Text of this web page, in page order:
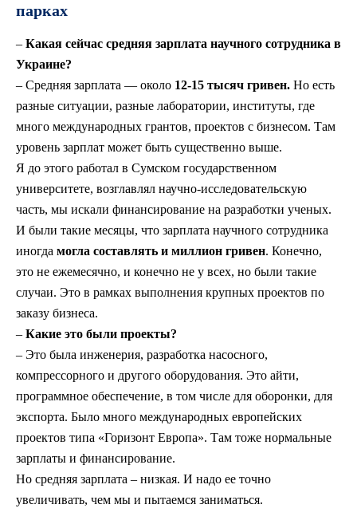
парках
– Какая сейчас средняя зарплата научного сотрудника в
Украине?
– Средняя зарплата — около 12-15 тысяч гривен. Но есть
разные ситуации, разные лаборатории, институты, где
много международных грантов, проектов с бизнесом. Там
уровень зарплат может быть существенно выше.
Я до этого работал в Сумском государственном
университете, возглавлял научно-исследовательскую
часть, мы искали финансирование на разработки ученых.
И были такие месяцы, что зарплата научного сотрудника
иногда могла составлять и миллион гривен. Конечно,
это не ежемесячно, и конечно не у всех, но были такие
случаи. Это в рамках выполнения крупных проектов по
заказу бизнеса.
– Какие это были проекты?
– Это была инженерия, разработка насосного,
компрессорного и другого оборудования. Это айти,
программное обеспечение, в том числе для оборонки, для
экспорта. Было много международных европейских
проектов типа «Горизонт Европа». Там тоже нормальные
зарплаты и финансирование.
Но средняя зарплата – низкая. И надо ее точно
увеличивать, чем мы и пытаемся заниматься.